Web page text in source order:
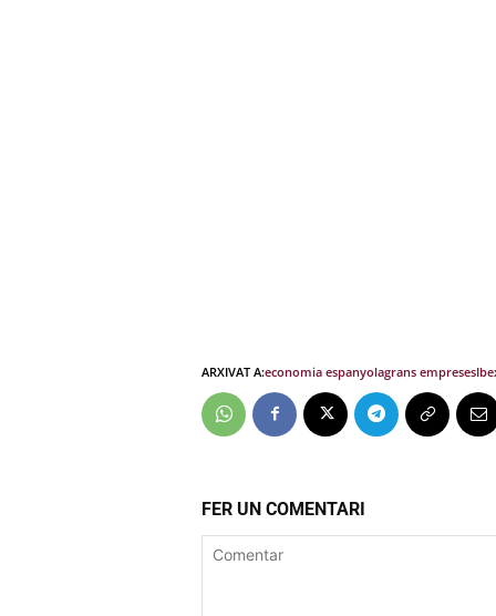
ARXIVAT A:economia espanyolagrans empreses
FER UN COMENTARI